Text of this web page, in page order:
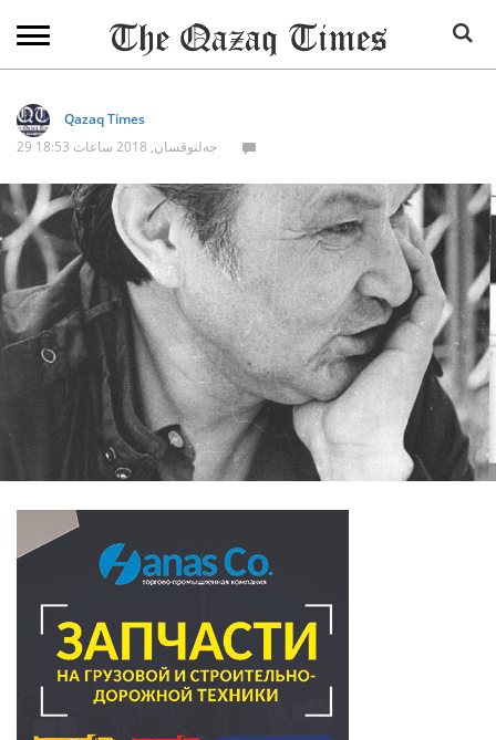
Qazaq Times
29 جەلتوقسان, 2018 ساعات 18:53